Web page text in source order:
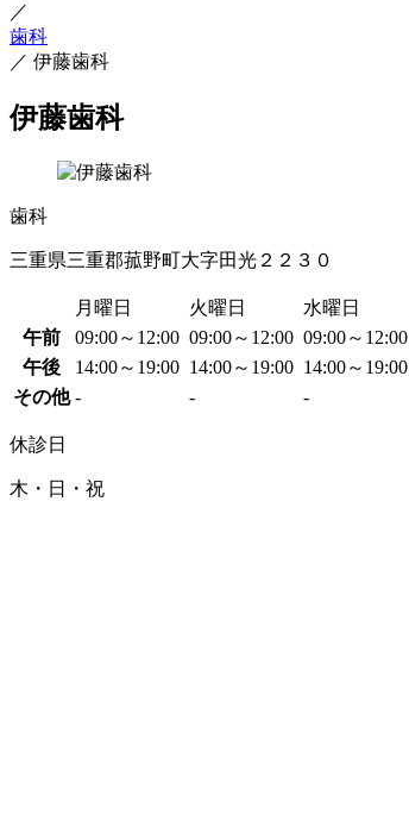
／
歯科
／ 伊藤歯科
伊藤歯科
歯科
三重県三重郡菰野町大字田光２２３０
月曜日 火曜日 水曜日
午前
09:00～12:00 09:00～12:00 09:00～12:00
午後
14:00～19:00 14:00～19:00 14:00～19:00
その他 - - -
休診日
木・日・祝